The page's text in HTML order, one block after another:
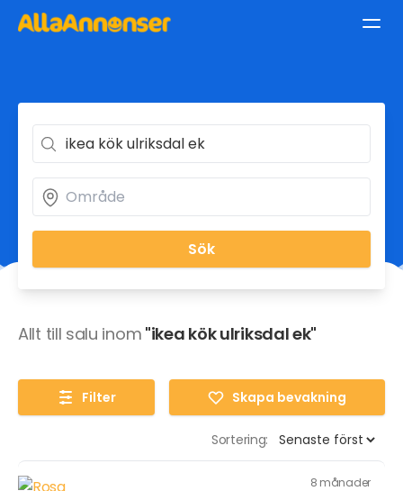
Sök
Allt till salu inom "ikea kök ulriksdal ek"
Filter Skapa bevakning
Sortering:
8 månader